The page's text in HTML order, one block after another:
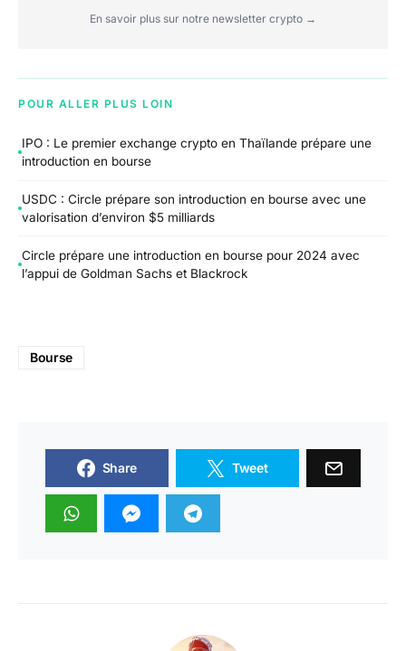
En savoir plus sur notre newsletter crypto →
POUR ALLER PLUS LOIN
IPO : Le premier exchange crypto en Thaïlande prépare une
introduction en bourse
USDC : Circle prépare son introduction en bourse avec une
valorisation d’environ $5 milliards
Circle prépare une introduction en bourse pour 2024 avec
l’appui de Goldman Sachs et Blackrock
Bourse
Share Tweet